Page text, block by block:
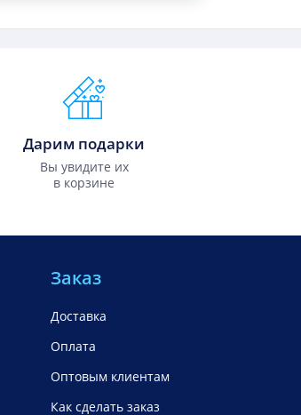
Дарим подарки
Вы увидите их
в корзине
Заказ
Доставка
Оплата
Оптовым клиентам
Как сделать заказ